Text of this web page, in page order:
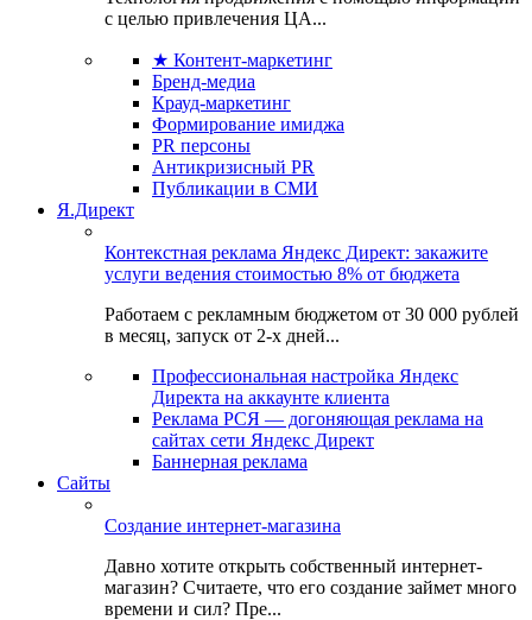
с целью привлечения ЦА...
★ Контент-маркетинг
Бренд-медиа
Крауд-маркетинг
Формирование имиджа
PR персоны
Антикризисный PR
Публикации в СМИ
Я.Директ
Контекстная реклама Яндекс Директ: закажите
услуги ведения стоимостью 8% от бюджета
Работаем с рекламным бюджетом от 30 000 рублей
в месяц, запуск от 2-х дней...
Профессиональная настройка Яндекс
Директа на аккаунте клиента
Реклама РСЯ — догоняющая реклама на
сайтах сети Яндекс Директ
Баннерная реклама
Сайты
Создание интернет-магазина
Давно хотите открыть собственный интернет-
магазин? Считаете, что его создание займет много
времени и сил? Пре...